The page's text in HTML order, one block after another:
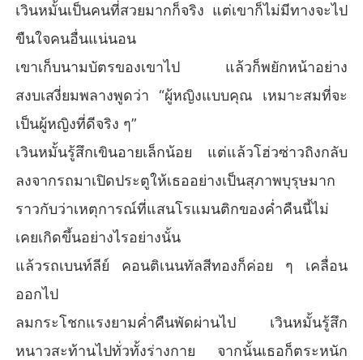
เวินหมั้นเป็นคนที่สวยมากก็จริง แต่เขาก็ไม่มีทางจะไป
ขืนใจคนอื่นแน่นอน
เขาเก็บนามบัตรของเขาไป แล้วก็พยักหน้าอย่าง
สงบเสงี่ยมพลางพูดว่า “ผู้หญิงแบบคุณ เหมาะสมที่จะ
เป็นผู้หญิงที่ดีจริง ๆ”
เวินหมั้นรู้สึกเขินอายเล็กน้อย แต่แล้วโฮ่วซ่าวถิงกลับ
ลงจากรถมาเปิดประตูให้เธออย่างเป็นสุภาพบุรุษมาก
ราวกับว่าเหตุการณ์ที่แสนโรแมนติกของค่ำคืนนี้ไม่
เคยเกิดขึ้นอย่างไรอย่างนั้น
แล้วรถเบนท์ลีย์ คอนติเนนทัลสีทองก็ค่อย ๆ เคลื่อน
ออกไป
ลมกระโชกแรงยามค่ำคืนพัดผ่านไป เวินหมั้นรู้สึก
หนาวสะท้านไปทั่วทั้งร่างกาย จากนั้นเธอก็ตระหนัก